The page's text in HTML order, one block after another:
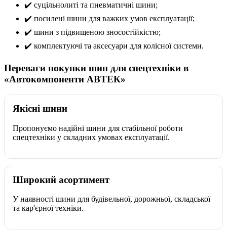
✔️ суцільнолиті та пневматичні шини;
✔️ посилені шини для важких умов експлуатації;
✔️ шини з підвищеною зносостійкістю;
✔️ комплектуючі та аксесуари для колісної системи.
Переваги покупки шин для спецтехніки в
«Автокомпоненти АВТЕК»
Якісні шини
Пропонуємо надійні шини для стабільної роботи
спецтехніки у складних умовах експлуатації.
Широкий асортимент
У наявності шини для будівельної, дорожньої, складської
та кар'єрної техніки.